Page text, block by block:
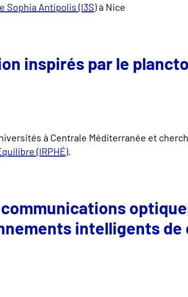
Sophia Antipolis (I3S)à Nice
inspirés par le
à Centrale Méditerranée et
(IRPHÉ).
intelligents de